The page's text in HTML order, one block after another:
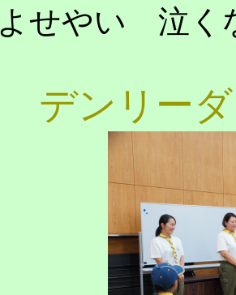
よせやい 泣く
デンリー